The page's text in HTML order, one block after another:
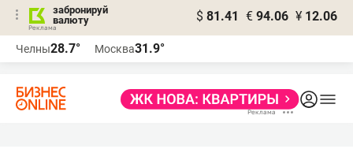
забронируй
валюту
$ 81.41 € 94.06 ¥ 12.06
Челны28.7° Москва31.9°